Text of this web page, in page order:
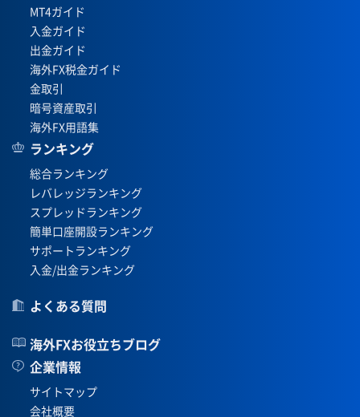
MT4ガイド
入金ガイド
出金ガイド
海外FX税金ガイド
金取引
暗号資産取引
海外FX用語集
ランキング
総合ランキング
レバレッジランキング
スプレッドランキング
簡単口座開設ランキング
サポートランキング
入金/出金ランキング
よくある質問
海外FXお役立ちブログ
企業情報
サイトマップ
会社概要